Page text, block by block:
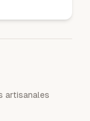
artisanales